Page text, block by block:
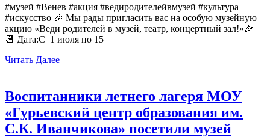
в
музей,
#музей #Венев #акция #ведиродителейвмузей #культура
#искусство 🎉 Мы рады пригласить вас на особую музейную
акцию «Веди родителей в музей, театр, концертный зал!»🎉 ⁣
📆 Дата:С 1 июля по 15
Читать ДалееЧитать
Воспитанники летнего лагеря МОУ
«Гурьевский центр образования им.
С.К. Иванчикова» посетили музей